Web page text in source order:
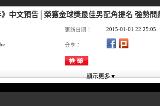
中文預告│榮獲金球獎最佳男配角提名 強勢問
更新日期： 2015-01-01 22:25:05
分享：